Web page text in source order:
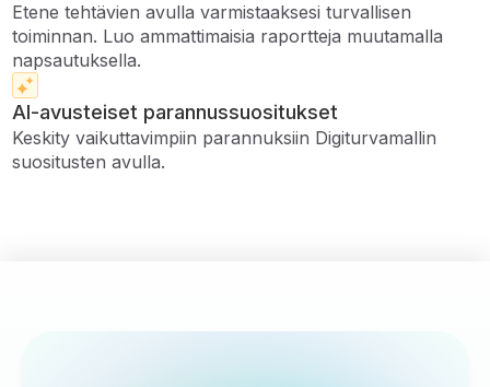
Etene tehtävien avulla varmistaaksesi turvallisen
toiminnan. Luo ammattimaisia ​​raportteja muutamalla
napsautuksella.
AI-avusteiset parannussuositukset
Keskity vaikuttavimpiin parannuksiin Digiturvamallin
suositusten avulla.